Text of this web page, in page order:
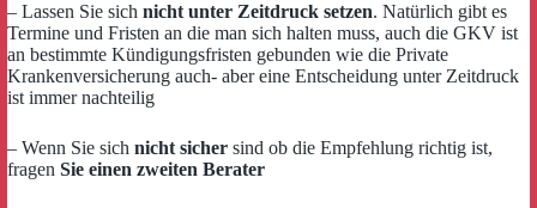
– Lassen Sie sich nicht unter Zeitdruck setzen. Natürlich gibt es
Termine und Fristen an die man sich halten muss, auch die GKV ist
an bestimmte Kündigungsfristen gebunden wie die Private
Krankenversicherung auch- aber eine Entscheidung unter Zeitdruck
ist immer nachteilig
– Wenn Sie sich nicht sicher sind ob die Empfehlung richtig ist,
fragen Sie einen zweiten Berater